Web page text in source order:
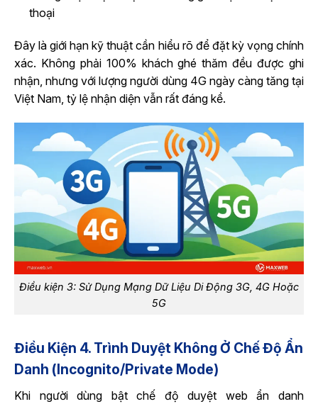
thoại
Đây là giới hạn kỹ thuật cần hiểu rõ để đặt kỳ vọng chính
xác. Không phải 100% khách ghé thăm đều được ghi
nhận, nhưng với lượng người dùng 4G ngày càng tăng tại
Việt Nam, tỷ lệ nhận diện vẫn rất đáng kể.
Điều kiện 3: Sử Dụng Mạng Dữ Liệu Di Động 3G, 4G Hoặc
5G
Điều Kiện 4. Trình Duyệt Không Ở Chế Độ Ẩn
Danh (Incognito/Private Mode)
Khi người dùng bật chế độ duyệt web ẩn danh